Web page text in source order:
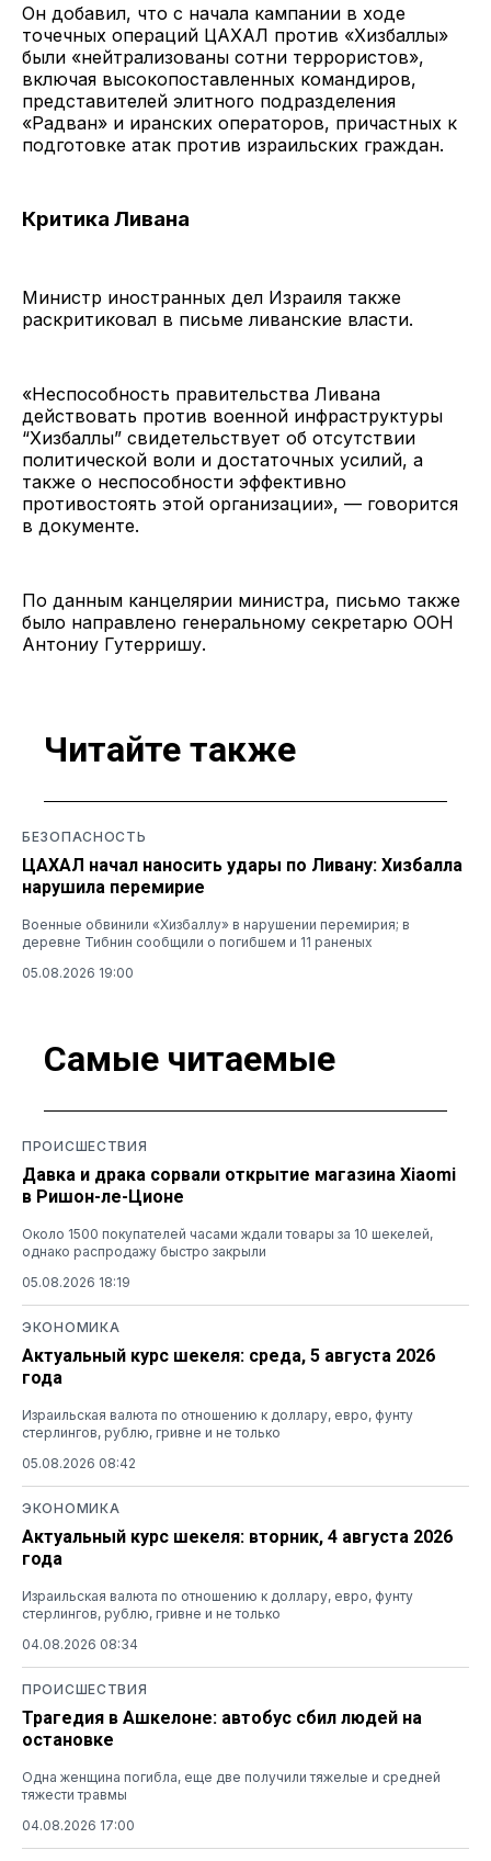
Он добавил, что с начала кампании в ходе
точечных операций ЦАХАЛ против «Хизбаллы»
были «нейтрализованы сотни террористов»,
включая высокопоставленных командиров,
представителей элитного подразделения
«Радван» и иранских операторов, причастных к
подготовке атак против израильских граждан.
Критика Ливана
Министр иностранных дел Израиля также
раскритиковал в письме ливанские власти.
«Неспособность правительства Ливана
действовать против военной инфраструктуры
“Хизбаллы” свидетельствует об отсутствии
политической воли и достаточных усилий, а
также о неспособности эффективно
противостоять этой организации», — говорится
в документе.
По данным канцелярии министра, письмо также
было направлено генеральному секретарю ООН
Антониу Гутерришу.
Читайте также
БЕЗОПАСНОСТЬ
ЦАХАЛ начал наносить удары по Ливану: Хизбалла
нарушила перемирие
Военные обвинили «Хизбаллу» в нарушении перемирия; в
деревне Тибнин сообщили о погибшем и 11 раненых
05.08.2026 19:00
Самые читаемые
ПРОИСШЕСТВИЯ
Давка и драка сорвали открытие магазина Xiaomi
в Ришон-ле-Ционе
Около 1500 покупателей часами ждали товары за 10 шекелей,
однако распродажу быстро закрыли
05.08.2026 18:19
ЭКОНОМИКА
Актуальный курс шекеля: среда, 5 августа 2026
года
Израильская валюта по отношению к доллару, евро, фунту
стерлингов, рублю, гривне и не только
05.08.2026 08:42
ЭКОНОМИКА
Актуальный курс шекеля: вторник, 4 августа 2026
года
Израильская валюта по отношению к доллару, евро, фунту
стерлингов, рублю, гривне и не только
04.08.2026 08:34
ПРОИСШЕСТВИЯ
Трагедия в Ашкелоне: автобус сбил людей на
остановке
Одна женщина погибла, еще две получили тяжелые и средней
тяжести травмы
04.08.2026 17:00